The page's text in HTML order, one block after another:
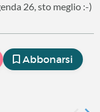
26, sto meglio :-)
Abbonarsi